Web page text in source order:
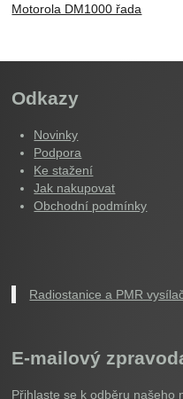
Motorola DM1000 řada
Odkazy
Novinky
Podpora
Ke stažení
Jak nakupovat
Obchodní podmínky
Radiostanice a PMR
E-mailový
Přihlaste se k odběru našeho